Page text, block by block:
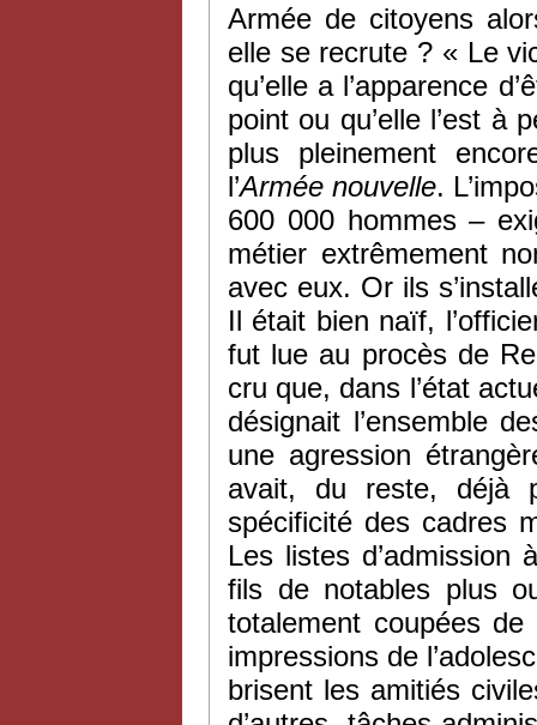
Armée de citoyens
elle se recrute ? « Le
qu’elle a l’apparence
point ou qu’elle l’est à
plus pleinement
l’Armée nouvelle.
600 000 hommes –
métier extrêmement
avec eux. Or ils
Il était bien naïf,
fut lue au procès de
cru que, dans l’état
désignait l’ensemble
une agression
avait, du reste, déjà
spécificité des cadres
Les listes d’admission
fils de notables plus
totalement coupées
impressions de
brisent les amitiés